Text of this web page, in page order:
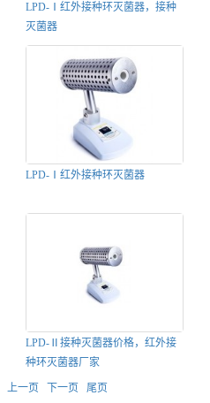
LPD-Ⅰ红外接种环灭菌器，接种
灭菌器
LPD-Ⅰ红外接种环灭菌器
LPD-Ⅱ接种灭菌器价格，红外接
种环灭菌器厂家
上一页 下一页 尾页